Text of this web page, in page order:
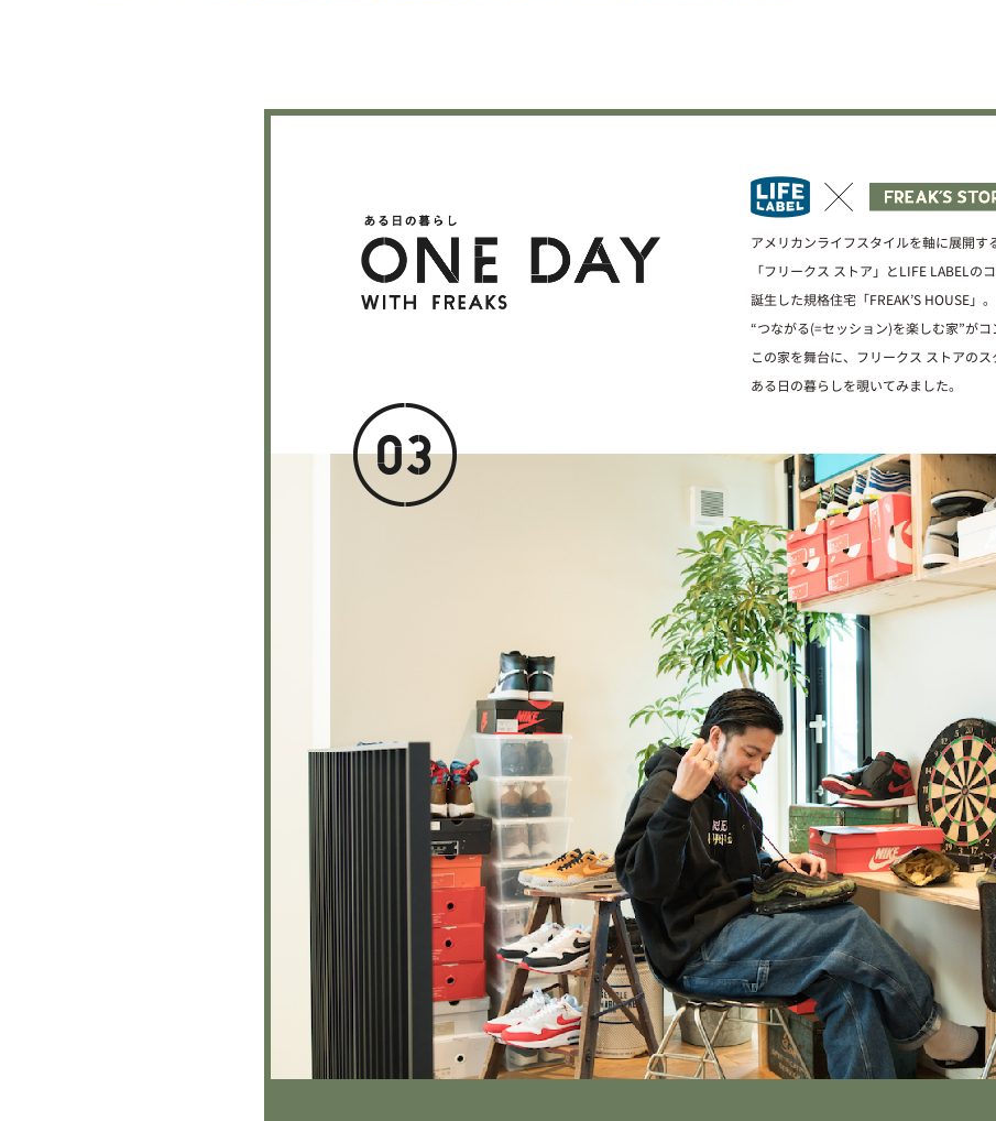
アメリカンライフスタイルを軸に展開す
「フリークス ストア」とLIFE LABELの
誕生した規格住宅「FREAK’S HOUSE」。
“つながる(=セッション)を楽しむ家”がコ
この家を舞台に、フリークス ストアのス
ある日の暮らしを覗いてみました。